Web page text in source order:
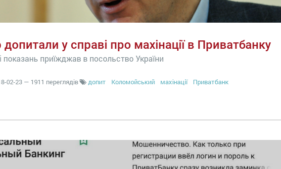
у справі про махінації в Приватбанку
приїжджав в посольство України
02-23 — 1911 переглядів допит Коломойський махінації Приватбанк